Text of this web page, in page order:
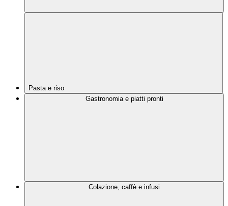
Pasta e riso
Gastronomia e piatti pronti
Colazione, caffè e infusi